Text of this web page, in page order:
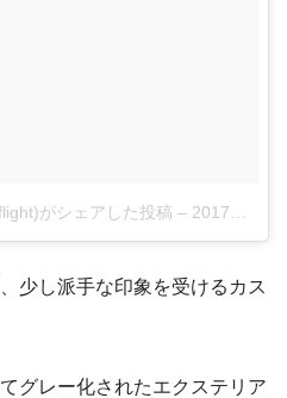
がシェアした投稿 – 2017年12月月5日午前10時17分PST
少し派手な印象を受けるカス
グレー化されたエクステリア